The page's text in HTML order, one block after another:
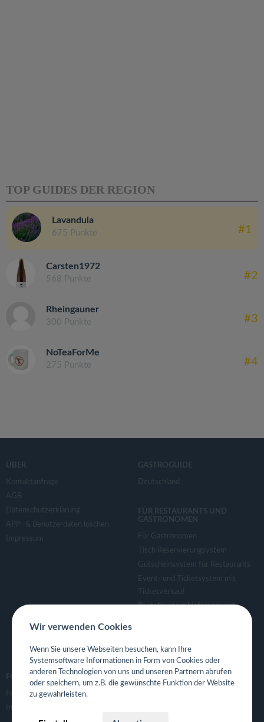
TOP GUIDES DER REGION
Lavandula
675 Punkte #1
Carsten1972
568 Punkte #2
Rheingauner
300 Punkte #3
NoTeaForMe
275 Punkte #4
ÜBER
Kontaktanfrage
AGB
Datenschutzerklärung
APP- & Benutzerdaten löschen
Impressum
GASTROGUIDE
Deutschland
FÜR RESTAURANTS UND
GASTRONOMEN
Für Gastronomen
Tisch Reservierungsystem
Gutscheinsystem für Restaurants
Event- und Ticketsystem mit
Ticketverkauf
Bestellsystem Lieferung und
Eigene App für Restaurant
FOLGE UNS
Facebook
Instagram
Wir verwenden Cookies
Wenn Sie unsere Webseiten besuchen, kann Ihre
Systemsoftware Informationen in Form von Cookies oder
anderen Technologien von uns und unseren Partnern abrufen
oder speichern, um z.B. die gewünschte Funktion der Website
zu gewährleisten.